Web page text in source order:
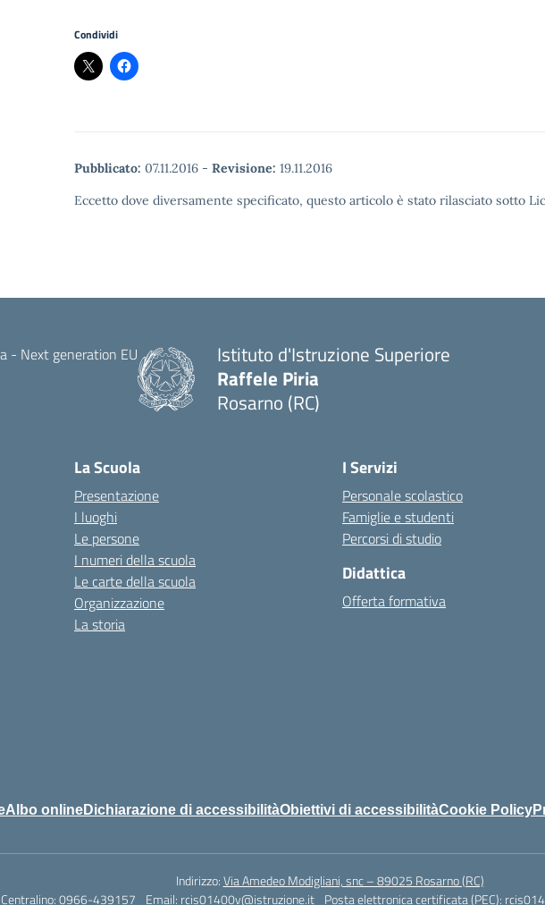
Condividi
Pubblicato: 07.11.2016 - Revisione: 19.11.2016
Eccetto dove diversamente specificato, questo articolo è stato rilasciato sotto
Istituto d'Istruzione Superiore
Raffele Piria
Rosarno (RC)
La Scuola
Presentazione
I luoghi
Le persone
I numeri della scuola
Le carte della scuola
Organizzazione
La storia
I Servizi
Personale scolastico
Famiglie e studenti
Percorsi di studio
Didattica
Offerta formativa
Albo onlineDichiarazione di accessibilitàObiettivi di accessibilitàCookie Policy
Indirizzo:Via Amedeo Modigliani, snc – 89025 Rosarno (RC)
Centralino:0966-439157 Email: rcis01400v@istruzione.it Posta elettronica certificata (PEC):